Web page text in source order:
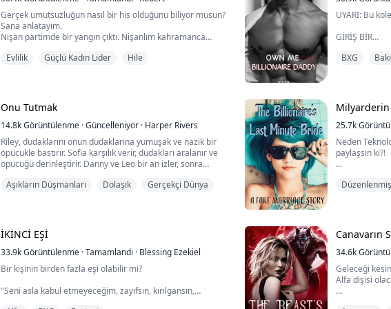
Gerçek umutsuzluğun nasıl bir his olduğunu biliyor musun?
Sana anlatayım.
Nişan partimde bir yangın çıktı. Nişanlım kahramanca
başka bir kadını kurtarıyordu.
Evlilik Güçlü Kadın Lider Hile
UYARI: Bu
GİRİŞ BİR
"Diz çök
edeceğim, bu
Ava, abisinin
bir kızdır.
BXG
Onu Tutmak
14.8kGörüntülenme ·Güncelleniyor · Harper Rivers
Riley, dudaklarını onun dudaklarına yumuşak ve nazik bir
öpücükle bastırır. Sofia karşılık verir, dudakları aralanır ve
öpücüğü derinleştirir. Danny ve Leo bir an izler, sonra
omzunu öperler.
almak istemediğimi söylesem yalan olu...
Aşıkların Düşmanları Dolaşık Gerçekçi Dünya
Milyarderin
25.7k
Neden
paylaşsın ki?!
konuşuyor.
Telefonun
yanıp
Bastırmaya
İKİNCİ EŞİ
33.9kGörüntülenme ·Tamamlandı · Blessing Ezekiel
Bir kişinin birden fazla eşi olabilir mi?
"Seni asla kabul etmeyeceğim, zayıfsın, kırılgansın,
Canavarın
34.6k
Geleceği
Alfa dişisi